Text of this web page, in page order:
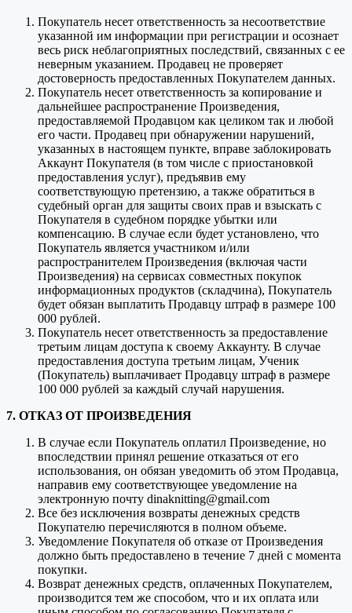
Покупатель несет ответственность за несоответствие
указанной им информации при регистрации и осознает
весь риск неблагоприятных последствий, связанных с ее
неверным указанием. Продавец не проверяет
достоверность предоставленных Покупателем данных.
Покупатель несет ответственность за копирование и
дальнейшее распространение Произведения,
предоставляемой Продавцом как целиком так и любой
его части. Продавец при обнаружении нарушений,
указанных в настоящем пункте, вправе заблокировать
Аккаунт Покупателя (в том числе с приостановкой
предоставления услуг), предъявив ему
соответствующую претензию, а также обратиться в
судебный орган для защиты своих прав и взыскать с
Покупателя в судебном порядке убытки или
компенсацию. В случае если будет установлено, что
Покупатель является участником и/или
распространителем Произведения (включая части
Произведения) на сервисах совместных покупок
информационных продуктов (складчина), Покупатель
будет обязан выплатить Продавцу штраф в размере 100
000 рублей.
Покупатель несет ответственность за предоставление
третьим лицам доступа к своему Аккаунту. В случае
предоставления доступа третьим лицам, Ученик
(Покупатель) выплачивает Продавцу штраф в размере
100 000 рублей за каждый случай нарушения.
7. ОТКАЗ ОТ ПРОИЗВЕДЕНИЯ
В случае если Покупатель оплатил Произведение, но
впоследствии принял решение отказаться от его
использования, он обязан уведомить об этом Продавца,
направив ему соответствующее уведомление на
электронную почту dinaknitting@gmail.com
Все без исключения возвраты денежных средств
Покупателю перечисляются в полном объеме.
Уведомление Покупателя об отказе от Произведения
должно быть предоставлено в течение 7 дней с момента
покупки.
Возврат денежных средств, оплаченных Покупателем,
производится тем же способом, что и их оплата или